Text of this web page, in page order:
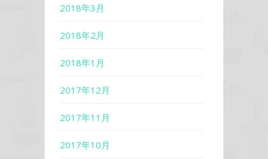
2018年3月
2018年2月
2018年1月
2017年12月
2017年11月
2017年10月